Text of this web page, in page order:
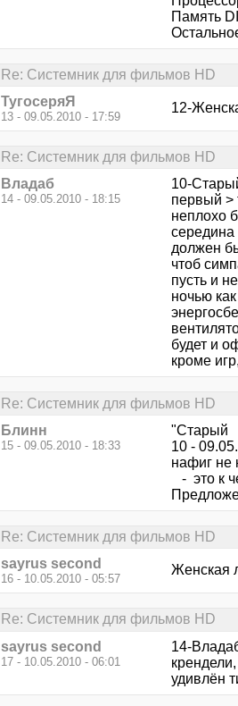
Память
Re: Системник для фильмов HD
ТугосеряЯ
13 - 09.05.2010 - 17:59
12-
Re: Системник для фильмов HD
Владаб
14 - 09.05.2010 - 18:15
10-
первый >
неплохо
должен
чтоб
пусть и
ночью
будет и
кроме
Re: Системник для фильмов HD
Блинн
15 - 09.05.2010 - 18:33
"Старый
10 -
нафиг не
- это к
Re: Системник для фильмов HD
sayrus second
16 - 10.05.2010 - 05:57
Женская
Re: Системник для фильмов HD
sayrus second
17 - 10.05.2010 - 06:01
14-
удивлён